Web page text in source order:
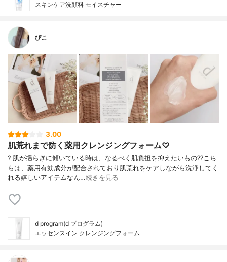
スキンケア洗顔料 モイスチャー
ぴこ
3.00
肌荒れまで防く薬用クレンジングフォーム♡
? 肌が揺らぎに傾いている時は、なるべく肌負担を抑えたいもの?? こち
らは、薬用有効成分が配合されており肌荒れをケアしながら洗浄してく
れる嬉しいアイテムなん…続きを見る
d program(d プログラム)
エッセンスイン クレンジングフォーム